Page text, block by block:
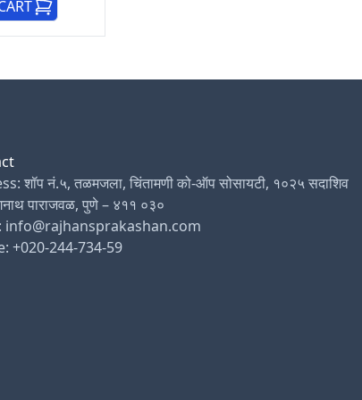
शॉप नं.५, तळमजला, चिंतामणी को-ऑप सोसायटी, १०२५ सदाशिव
पाराजवळ, पुणे – ४११ ०३०
info@rajhansprakashan.com
+020-244-734-59